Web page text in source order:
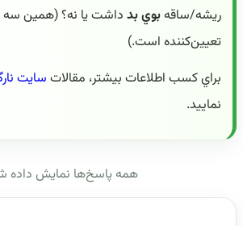
ريشه/ساقهبوي بد داشت يا نه؟ (همين سه
تعيين‌کننده است.)
براي کسب اطلاعات بيشتر، مقالاتسايت
نماييد.
همه پاسخ‌ها نمایش داده